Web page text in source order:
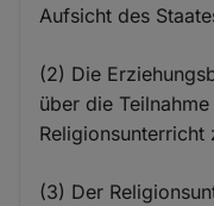
Aufsicht des
(2) Die
über die
Religionsunterricht
(3) Der